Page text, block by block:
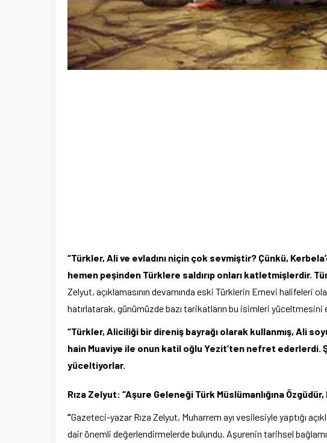
“Türkler, Ali ve evladını niçin çok sevmiştir? Çünkü,
hemen peşinden Türklere saldırıp onları katletmişlerdir.
Zelyut, açıklamasının devamında eski Türklerin Emevi halifeleri
hatırlatarak, günümüzde bazı tarikatların bu isimleri yüceltmesini
“Türkler, Aliciliği bir direniş bayrağı olarak kullanmış, Ali
hain Muaviye ile onun katil oğlu Yezit’ten nefret ederlerdi.
yüceltiyorlar.
Rıza Zelyut: “Aşure Geleneği Türk Müslümanlığına
”Gazeteci-yazar Rıza Zelyut, Muharrem ayı vesilesiyle yaptığı
dair önemli değerlendirmelerde bulundu. Aşurenin tarihsel